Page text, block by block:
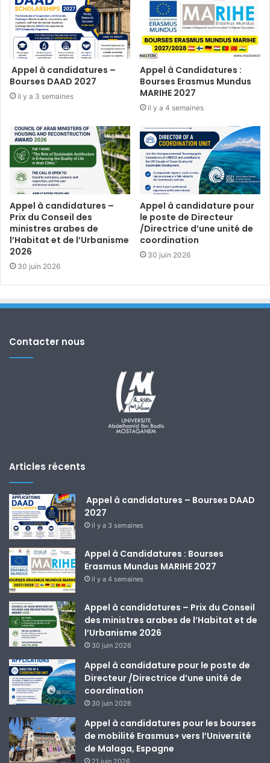
Appel à candidatures –
Bourses DAAD 2027
il y a 3 semaines
Appel à Candidatures :
Bourses Erasmus Mundus
MARIHE 2027
il y a 4 semaines
Appel à candidatures –
Prix du Conseil des
ministres arabes de
l’Habitat et de l’Urbanisme
2026
30 juin 2026
Appel à candidature pour
le poste de Directeur
/Directrice d’une unité de
coordination
30 juin 2026
Contacter nous
Articles récents
Appel à candidatures – Bourses DAAD
2027
il y a 3 semaines
Appel à Candidatures : Bourses
Erasmus Mundus MARIHE 2027
il y a 4 semaines
Appel à candidatures – Prix du Conseil
des ministres arabes de l’Habitat et de
l’Urbanisme 2026
30 juin 2026
Appel à candidature pour le poste de
Directeur /Directrice d’une unité de
coordination
30 juin 2026
Appel à candidatures pour les bourses
de mobilité Erasmus+ vers l’Université
de Malaga, Espagne
21 juin 2026